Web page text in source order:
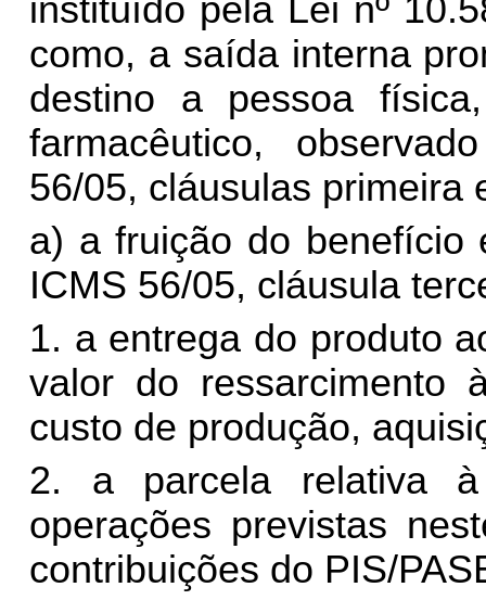
instituído pela Lei nº
como, a saída interna
destino a pessoa
farmacêutico,
56/05, cláusulas primeira
a) a fruição do benefício
ICMS 56/05, cláusula
1. a entrega do produto
valor do ressarcimento
custo de produção,
2. a parcela relativa
operações previstas
contribuições do PIS/